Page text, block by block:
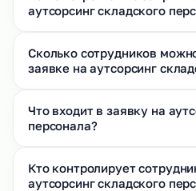
аутсорсинг складского
Сколько сотрудников
заявке на аутсорсинг
Что входит в заявку на
персонала?
Кто контролирует
аутсорсинг складского